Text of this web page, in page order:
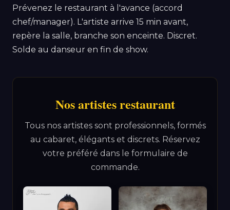
Prévenez le restaurant à l'avance (accord
chef/manager). L'artiste arrive 15 min avant,
repère la salle, branche son enceinte. Discret.
Solde au danseur en fin de show.
Nos artistes restaurant
Tous nos artistes sont professionnels, formés
au cabaret, élégants et discrets. Réservez
votre préféré dans le formulaire de
commande.